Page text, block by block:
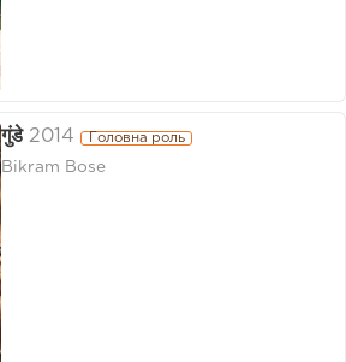
गुंडे 2014 Головна роль
Bikram Bose